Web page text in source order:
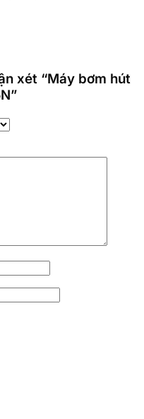
xét “Máy bơm hút